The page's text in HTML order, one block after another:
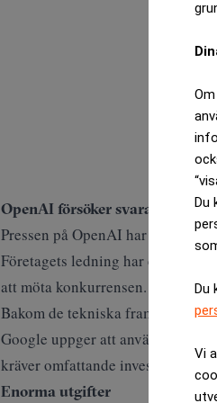
Du
Du
Vi
OpenAI försöker svara
Pressen på OpenAI har ökat i
Företagets ledning har enligt
att möta konkurrensen.
Bakom de tekniska framstegen
Google uppger att
kräver omfattande investeringar
Enorma utgifter